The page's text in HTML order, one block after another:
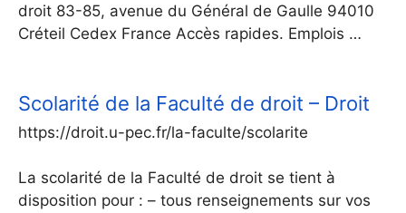
droit 83-85, avenue du Général de Gaulle 94010
Créteil Cedex France Accès rapides. Emplois …
Scolarité de la Faculté de droit – Droit
https://droit.u-pec.fr/la-faculte/scolarite
La scolarité de la Faculté de droit se tient à
disposition pour : – tous renseignements sur vos